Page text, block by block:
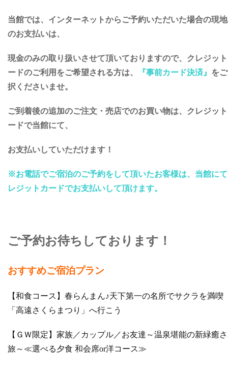
当館では、インターネットからご予約いただいた場合の現
のお支払いは、
現金のみの取り扱いさせて頂いておりますので、クレジッ
ードのご利用をご希望される方は、
『事前カード決済』 を
択くださいませ。
ご到着後の追加のご注文・売店でのお買い物は、クレジッ
ードで当館にて、
お支払いしていただけます！
※お電話でご宿泊のご予約をして頂いたお客様は、当館に
レジットカードでお支払いして頂けます。
ご予約お待ちしております！
おすすめご宿泊プラン
【和食コース】春らんまん♪天下第一の名所でサクラを満喫
「高遠さくらまつり」へ行こう
【ＧＷ限定】家族／カップル／お友達～温泉堪能の新緑癒
旅～≪選べる夕食 和会席or洋コース≫